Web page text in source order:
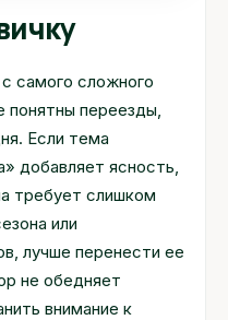
самого сложного
понятны переезды,
Если тема
добавляет ясность,
требует слишком
или
лучше перенести ее
не обедняет
внимание к